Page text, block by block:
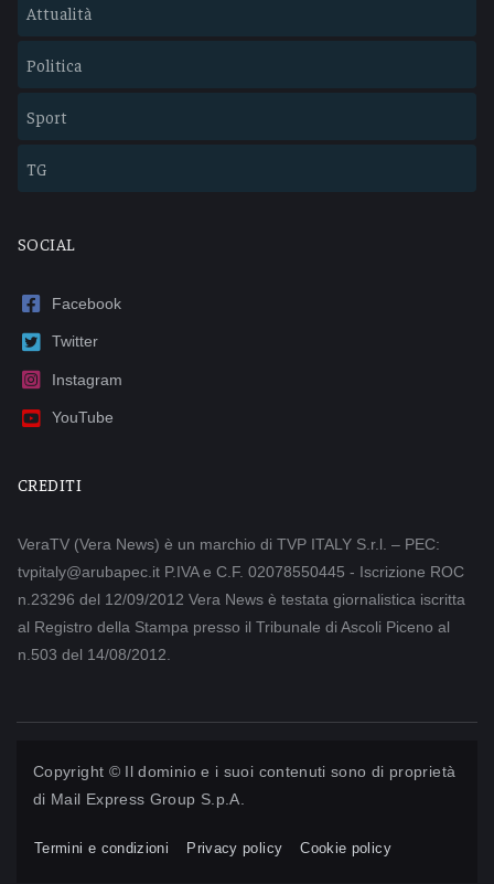
Attualità
Politica
Sport
TG
SOCIAL
Facebook
Twitter
Instagram
YouTube
CREDITI
VeraTV (Vera News) è un marchio di TVP ITALY S.r.l. – PEC:
tvpitaly@arubapec.it P.IVA e C.F. 02078550445 - Iscrizione ROC
n.23296 del 12/09/2012 Vera News è testata giornalistica iscritta
al Registro della Stampa presso il Tribunale di Ascoli Piceno al
n.503 del 14/08/2012.
Copyright © Il dominio e i suoi contenuti sono di proprietà
di Mail Express Group S.p.A.
Termini e condizioni Privacy policy Cookie policy